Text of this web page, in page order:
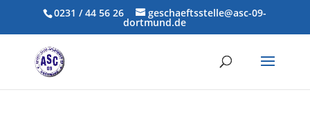
0231 / 44 56 26 geschaeftsstelle@asc-09-
dortmund.de